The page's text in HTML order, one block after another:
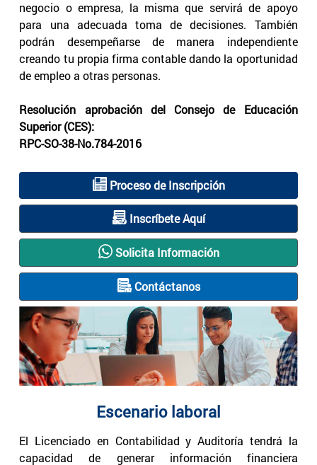
negocio o empresa, la misma que servirá de apoyo
para una adecuada toma de decisiones. También
podrán desempeñarse de manera independiente
creando tu propia firma contable dando la oportunidad
de empleo a otras personas.
Resolución aprobación del Consejo de Educación
Superior (CES):
RPC-SO-38-No.784-2016
Proceso de Inscripción
Inscríbete Aquí
Solicita Información
Contáctanos
Escenario laboral
El Licenciado en Contabilidad y Auditoría tendrá la
capacidad de generar información financiera